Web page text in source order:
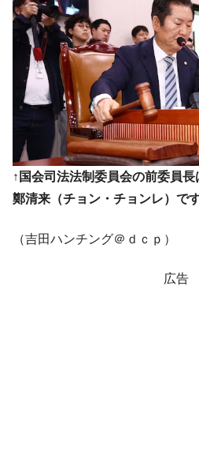
↑国会司法法制委員会の前委員
鄭清来（チョン・チョンレ）です
（吉田ハンチング＠ｄｃｐ）
広告